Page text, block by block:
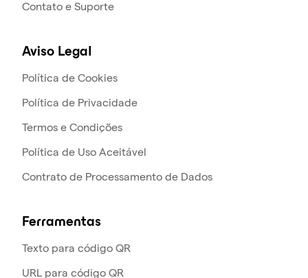
Contato e Suporte
Aviso Legal
Política de Cookies
Política de Privacidade
Termos e Condições
Política de Uso Aceitável
Contrato de Processamento de Dados
Ferramentas
Texto para código QR
URL para código QR